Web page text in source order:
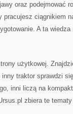
oraz podejmować
pracujesz ciągnikiem
A ta
użytkowej.
traktor sprawdzi
inni liczą na
zbiera te